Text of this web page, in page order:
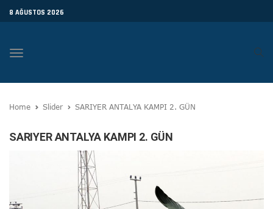
8 AĞUSTOS 2026
Toggle
Home Slider SARIYER ANTALYA KAMPI 2. GÜN
SARIYER ANTALYA KAMPI 2. GÜN